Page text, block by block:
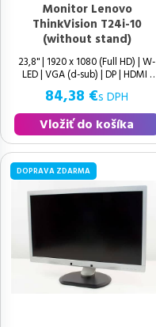
Monitor Lenovo
ThinkVision T24i-10
(without stand)
23,8" | 1920 x 1080 (Full HD) | W-
LED | VGA (d-sub) | DP | HDMI |
84,38 €s DPH
Vložiť do košíka
DOPRAVA ZDARMA